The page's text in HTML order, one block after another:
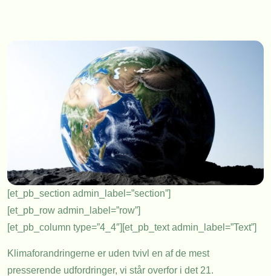
[et_pb_section admin_label=”section”]
[et_pb_row admin_label=”row”]
[et_pb_column type=”4_4″][et_pb_text admin_label=”Text”]
Klimaforandringerne er uden tvivl en af de mest
presserende udfordringer, vi står overfor i det 21.